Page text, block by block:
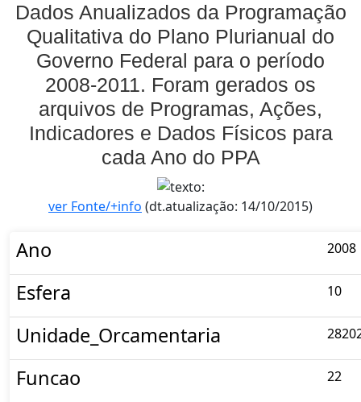
Dados Anualizados da Programação
Qualitativa do Plano Plurianual do
Governo Federal para o período
2008-2011. Foram gerados os
arquivos de Programas, Ações,
Indicadores e Dados Físicos para
cada Ano do PPA
ver Fonte/+info (dt.atualização: 14/10/2015)
Ano 2008
Esfera 10
Unidade_Orcamentaria
Funcao 22